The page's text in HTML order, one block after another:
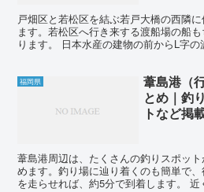
戸畑区と若松区を結ぶ若戸大橋の西隣
ます。若松区へ行き来する渡船場の船
ります。 日本水産の建物の前からL字
福岡県
葦島港（
とめ｜釣
トなど掲
葦島港周辺は、たくさんの釣りスポッ
めます。釣り場に辿り着くのも簡単で
を走らせれば、約5分で到着します。